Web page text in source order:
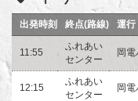
出発時刻 終点(路線) 運行
11:55
ふれあい
センター
岡電
12:15
ふれあい
センター
岡電